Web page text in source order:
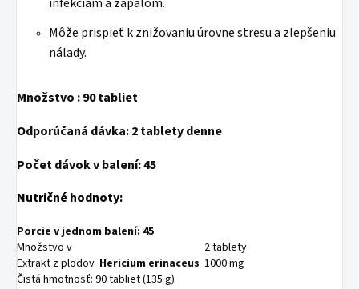
Môže prispieť k znižovaniu úrovne stresu a zlepšeniu
nálady.
Množstvo : 90 tabliet
Odporúčaná dávka:2 tablety denne
Počet dávok v balení:45
Nutričné hodnoty:
Porcie v jednom balení: 45
Množstvo v
2 tablety
Extrakt z plodov Hericium erinaceus 1000 mg
Čistá hmotnosť: 90 tabliet (135 g)